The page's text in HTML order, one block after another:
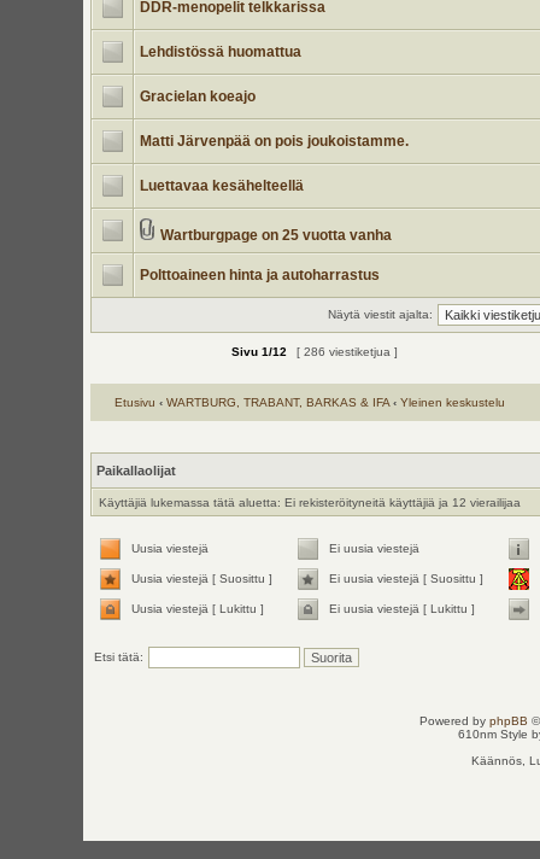
DDR-menopelit telkkarissa
Lehdistössä huomattua
Gracielan koeajo
Matti Järvenpää on pois joukoistamme.
Luettavaa kesähelteellä
Wartburgpage on 25 vuotta vanha
Polttoaineen hinta ja autoharrastus
Näytä viestit ajalta:
Sivu 1/12 [ 286 viestiketjua ]
Etusivu ‹ WARTBURG, TRABANT, BARKAS & IFA ‹ Yleinen keskustelu
Paikallaolijat
Käyttäjiä lukemassa tätä aluetta: Ei rekisteröityneitä käyttäjiä ja 12 vierailijaa
Uusia viestejä Ei uusia viestejä
Uusia viestejä [ Suosittu ] Ei uusia viestejä [ Suosittu ]
Uusia viestejä [ Lukittu ] Ei uusia viestejä [ Lukittu ]
Etsi tätä:
Powered by phpBB
610nm Style
Käännös,